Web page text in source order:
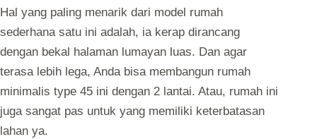
Hal yang paling menarik dari model rumah
sederhana satu ini adalah, ia kerap dirancang
dengan bekal halaman lumayan luas. Dan agar
terasa lebih lega, Anda bisa membangun rumah
minimalis type 45 ini dengan 2 lantai. Atau, rumah ini
juga sangat pas untuk yang memiliki keterbatasan
lahan ya.